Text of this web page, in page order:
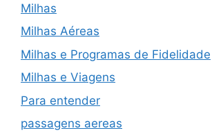
Milhas
Milhas Aéreas
Milhas e Programas de Fidelidade
Milhas e Viagens
Para entender
passagens aereas